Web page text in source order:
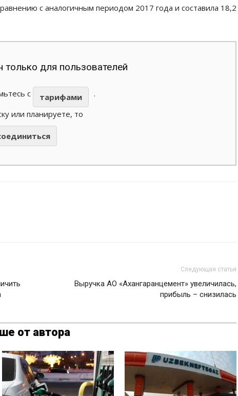
с аналогичным периодом 2017 года и составила 18,2
только для пользователей
с тарифами
.
или планируете, то
Следующая статья
Выручка АО «Ахангаранцемент» увеличилась,
прибыль – снизилась
от автора